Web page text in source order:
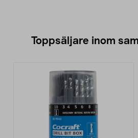
Toppsäljare inom